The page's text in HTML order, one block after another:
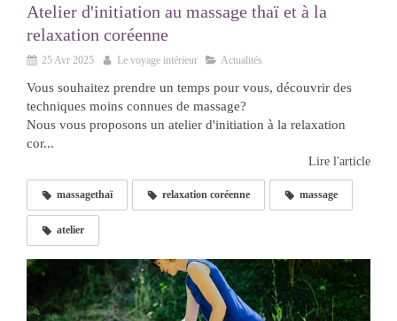
Atelier d'initiation au massage thaï et à la
relaxation coréenne
25 Avr 2025 Le voyage intérieur Actualités
Vous souhaitez prendre un temps pour vous, découvrir des
techniques moins connues de massage?
Nous vous proposons un atelier d'initiation à la relaxation
cor...
Lire l'article
massagethaï relaxation coréenne massage
atelier